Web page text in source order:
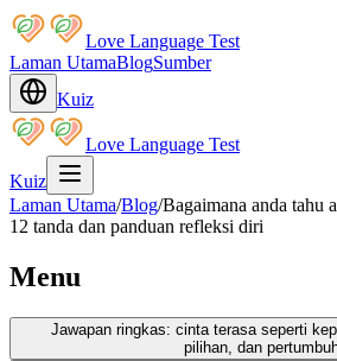
Love Language Test
Laman UtamaBlogSumber
Kuiz
Love Language Test
Kuiz
Laman Utama/Blog/Bagaimana anda tahu
12 tanda dan panduan refleksi diri
Menu
Jawapan ringkas: cinta terasa seperti
pilihan, dan